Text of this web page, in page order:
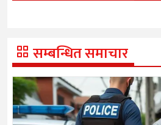
सम्बन्धित समाचार